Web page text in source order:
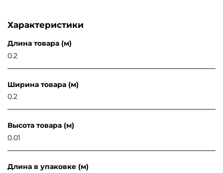
Характеристики
Длина товара (м)
0.2
Ширина товара (м)
0.2
Высота товара (м)
0.01
Длина в упаковке (м)